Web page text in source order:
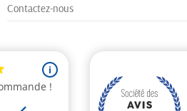
Contactez-nous